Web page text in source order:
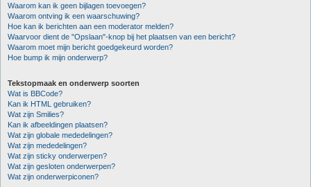
Waarom kan ik geen bijlagen toevoegen?
Waarom ontving ik een waarschuwing?
Hoe kan ik berichten aan een moderator melden?
Waarvoor dient de "Opslaan"-knop bij het plaatsen van een bericht?
Waarom moet mijn bericht goedgekeurd worden?
Hoe bump ik mijn onderwerp?
Tekstopmaak en onderwerp soorten
Wat is BBCode?
Kan ik HTML gebruiken?
Wat zijn Smilies?
Kan ik afbeeldingen plaatsen?
Wat zijn globale mededelingen?
Wat zijn mededelingen?
Wat zijn sticky onderwerpen?
Wat zijn gesloten onderwerpen?
Wat zijn onderwerpiconen?